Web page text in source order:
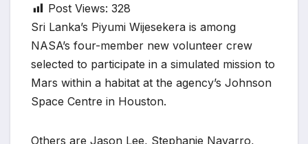
Post Views: 328
Sri Lanka’s Piyumi Wijesekera is among
NASA’s four-member new volunteer crew
selected to participate in a simulated mission to
Mars within a habitat at the agency’s Johnson
Space Centre in Houston.
Others are Jason Lee, Stephanie Navarro,